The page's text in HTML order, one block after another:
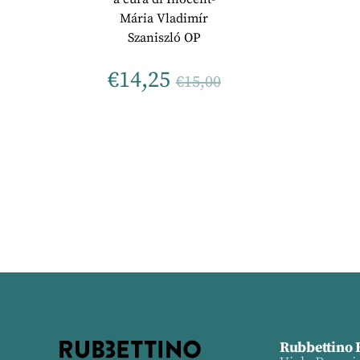
Mária Vladimír
Szaniszló OP
€14,25 €15,00
Rubbettino